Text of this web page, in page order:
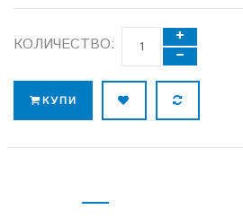
КОЛИЧЕСТВО:
КУПИ